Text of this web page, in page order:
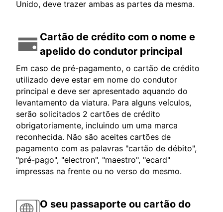
Unido, deve trazer ambas as partes da mesma.
Cartão de crédito com o nome e
apelido do condutor principal
Em caso de pré-pagamento, o cartão de crédito
utilizado deve estar em nome do condutor
principal e deve ser apresentado aquando do
levantamento da viatura. Para alguns veículos,
serão solicitados 2 cartões de crédito
obrigatoriamente, incluindo um uma marca
reconhecida. Não são aceites cartões de
pagamento com as palavras "cartão de débito",
"pré-pago", "electron", "maestro", "ecard"
impressas na frente ou no verso do mesmo.
O seu passaporte ou cartão do